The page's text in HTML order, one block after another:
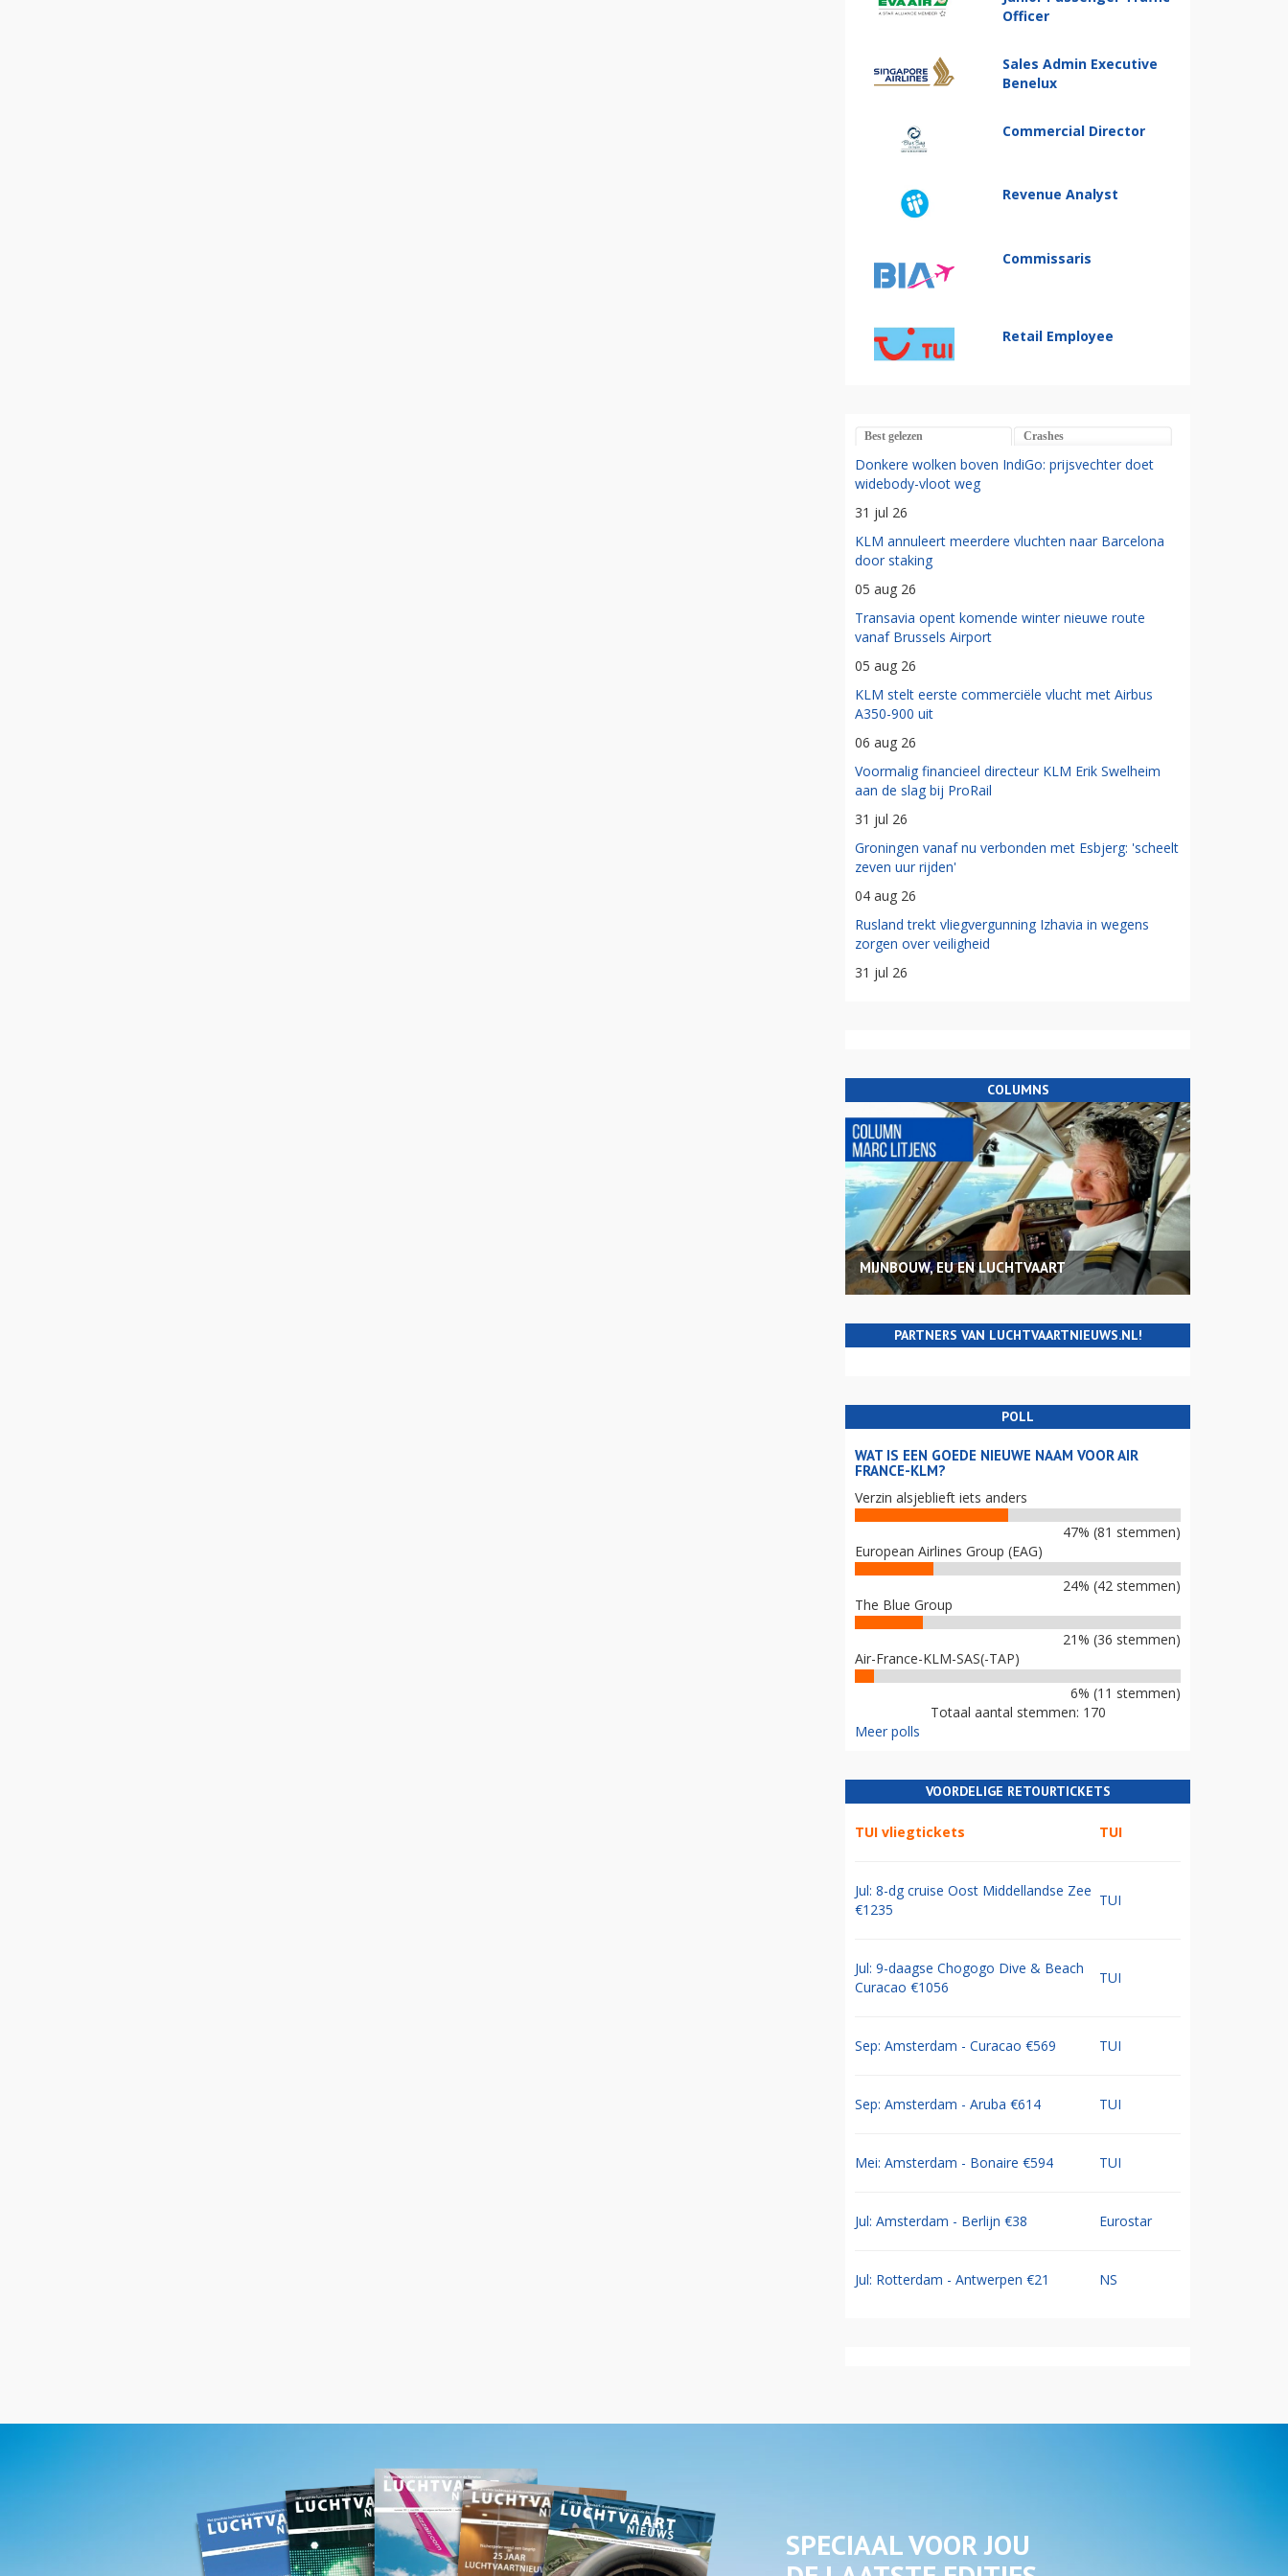
Officer
Sales Admin Executive
Benelux
Commercial Director
Revenue Analyst
Commissaris
Retail Employee
Best gelezen Crashes
Donkere wolken boven IndiGo: prijsvechter doet
widebody-vloot weg
31 jul 26
KLM annuleert meerdere vluchten naar Barcelona
door staking
05 aug 26
Transavia opent komende winter nieuwe route
vanaf Brussels Airport
05 aug 26
KLM stelt eerste commerciële vlucht met Airbus
A350-900 uit
06 aug 26
Voormalig financieel directeur KLM Erik Swelheim
aan de slag bij ProRail
31 jul 26
Groningen vanaf nu verbonden met Esbjerg: 'scheelt
zeven uur rijden'
04 aug 26
Rusland trekt vliegvergunning Izhavia in wegens
zorgen over veiligheid
31 jul 26
COLUMNS
MIJNBOUW, EU EN LUCHTVAART
PARTNERS VAN LUCHTVAARTNIEUWS.NL!
POLL
WAT IS EEN GOEDE NIEUWE NAAM VOOR AIR
FRANCE-KLM?
Verzin alsjeblieft iets anders
47% (81 stemmen)
European Airlines Group (EAG)
24% (42 stemmen)
The Blue Group
21% (36 stemmen)
Air-France-KLM-SAS(-TAP)
6% (11 stemmen)
Totaal aantal stemmen: 170
Meer polls
VOORDELIGE RETOURTICKETS
TUI vliegtickets TUI
Jul: 8-dg cruise Oost Middellandse Zee
€1235
TUI
Jul: 9-daagse Chogogo Dive & Beach
Curacao €1056
TUI
Sep: Amsterdam - Curacao €569 TUI
Sep: Amsterdam - Aruba €614 TUI
Mei: Amsterdam - Bonaire €594 TUI
Jul: Amsterdam - Berlijn €38 Eurostar
Jul: Rotterdam - Antwerpen €21 NS
SPECIAAL VOOR JOU